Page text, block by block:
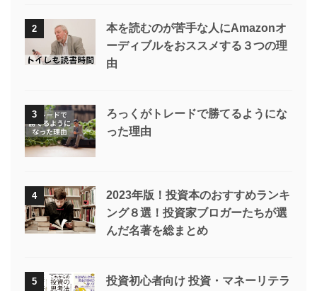
2
本を読むのが苦手な人にAmazonオ
ーディブルをおススメする３つの理
由
3
ろっくがトレードで勝てるようにな
った理由
4
2023年版！投資本のおすすめランキ
ング８選！投資家ブロガーたちが選
んだ名著を総まとめ
5
投資初心者向け 投資・マネーリテラ